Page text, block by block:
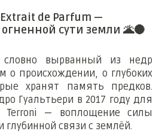
de Parfum —
сути земли 🌋🌑
вырванный из недр
о происхождении, о глубоких
хранят память предков.
Гуальтьери в 2017 году для
Terroni — воплощение силы
связи с землёй.